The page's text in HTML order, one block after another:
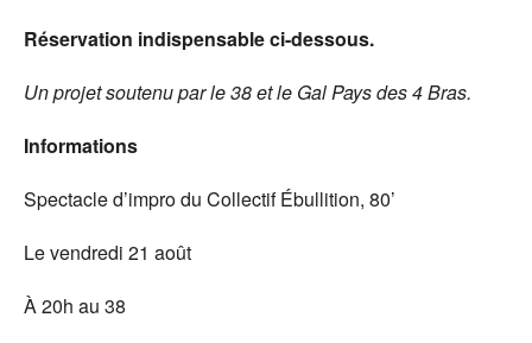
Réservation indispensable ci-dessous.
Un projet soutenu par le 38 et le Gal Pays des 4 Bras.
Informations
Spectacle d’impro du Collectif Ébullition, 80’
Le vendredi 21 août
À 20h au 38